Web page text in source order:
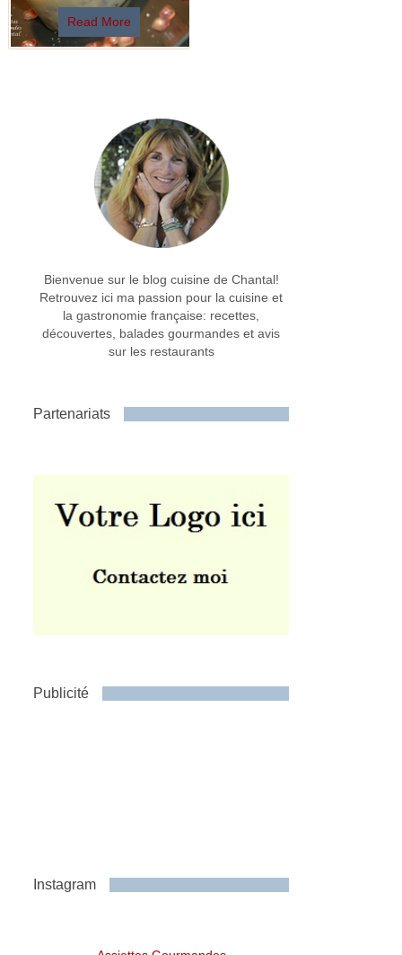
Read More
Bienvenue sur le blog cuisine de Chantal!
Retrouvez ici ma passion pour la cuisine et
la gastronomie française: recettes,
découvertes, balades gourmandes et avis
sur les restaurants
Partenariats
Publicité
Instagram